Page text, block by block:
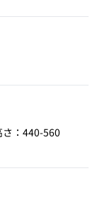
：440-560